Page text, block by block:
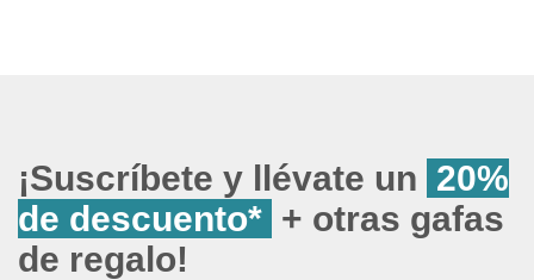
¡Suscríbete y llévate un 20%
de descuento* + otras gafas
de regalo!